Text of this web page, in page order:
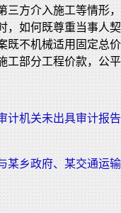
三方介入施工等情形
，如何既尊重当事人
既不机械适用固定总
工部分工程价款，公
计机关未出具审计报
乡政府、某交通运